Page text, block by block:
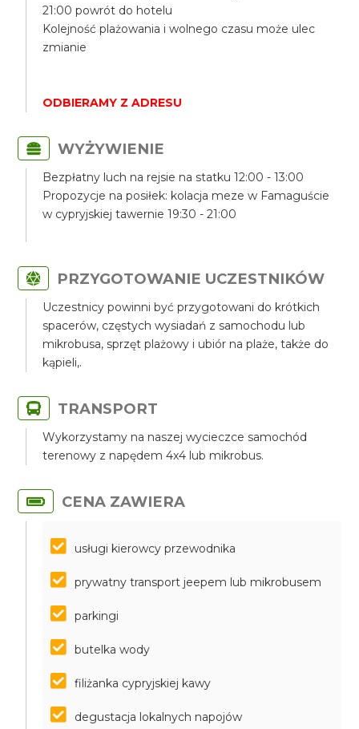
21:00 powrót do hotelu
Kolejność plażowania i wolnego czasu może ulec
zmianie
ODBIERAMY Z ADRESU
WYŻYWIENIE
Bezpłatny luch na rejsie na statku 12:00 - 13:00
Propozycje na posiłek: kolacja meze w Famaguście
w cypryjskiej tawernie 19:30 - 21:00
PRZYGOTOWANIE UCZESTNIKÓW
Uczestnicy powinni być przygotowani do krótkich
spacerów, częstych wysiadań z samochodu lub
mikrobusa, sprzęt plażowy i ubiór na plaże, także do
kąpieli,.
TRANSPORT
Wykorzystamy na naszej wycieczce samochód
terenowy z napędem 4x4 lub mikrobus.
CENA ZAWIERA
usługi kierowcy przewodnika
prywatny transport jeepem lub mikrobusem
parkingi
butelka wody
filiżanka cypryjskiej kawy
degustacja lokalnych napojów